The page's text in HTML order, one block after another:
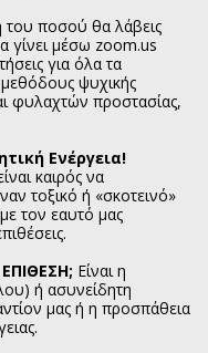
ποσού θα λάβεις
γίνει μέσω zoom.us
για όλα τα
μεθόδους ψυχικής
φυλαχτών προστασίας,
Ενέργεια!
καιρός να
τοξικό ή «σκοτεινό»
τον εαυτό μας
Είναι η
ή ασυνείδητη
μας ή η προσπάθεια